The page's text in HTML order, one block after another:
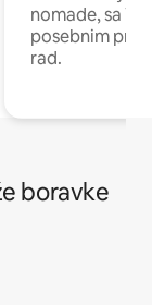
nomade, sa
posebnim
rad.
boravke